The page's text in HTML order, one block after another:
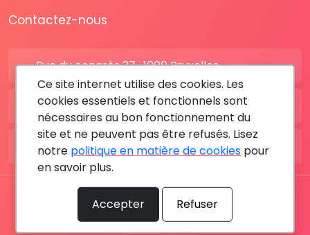
Contactez-nous
Rue du congrès 37 , 1000 Bruxelles
BE: +32 28080227
FR: +33 183642895
Tous les droits sont réservés © 2026 RDV MÉDICAL By
MediaSatCom
Ce site internet utilise des cookies. Les
cookies essentiels et fonctionnels sont
nécessaires au bon fonctionnement du
site et ne peuvent pas être refusés. Lisez
notre politique en matière de cookies pour
en savoir plus.
Accepter Refuser